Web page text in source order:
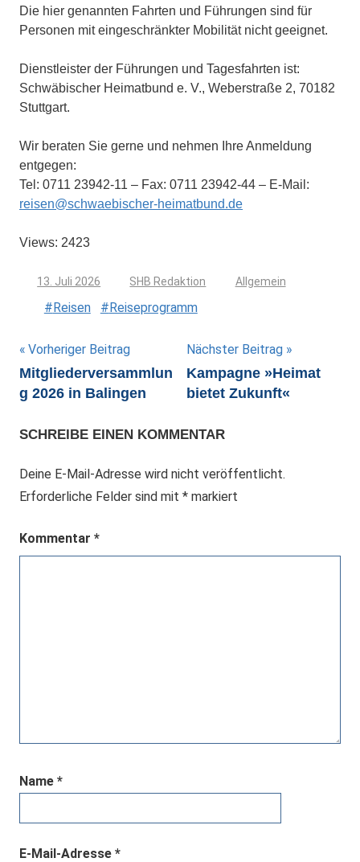
Die hier genannten Fahrten und Führungen sind für
Personen mit eingeschränkter Mobilität nicht geeignet.
Dienstleister der Führungen und Tagesfahrten ist:
Schwäbischer Heimatbund e. V., Weberstraße 2, 70182
Stuttgart.
Wir beraten Sie gerne und nehmen Ihre Anmeldung
entgegen:
Tel: 0711 23942-11 – Fax: 0711 23942-44 – E-Mail:
reisen@schwaebischer-heimatbund.de
Views: 2423
13. Juli 2026 SHB Redaktion Allgemein
Reisen Reiseprogramm
Beitragsnavigation
Vorheriger Beitrag
Mitgliederversammlun
g 2026 in Balingen
Nächster Beitrag
Kampagne »Heimat
bietet Zukunft«
SCHREIBE EINEN KOMMENTAR
Deine E-Mail-Adresse wird nicht veröffentlicht.
Erforderliche Felder sind mit * markiert
Kommentar *
Name *
E-Mail-Adresse *